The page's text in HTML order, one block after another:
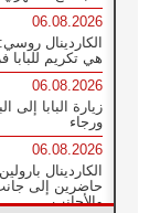
06.08.2026
الكاردينال روسي:
هي تكريم
06.08.2026
زيارة البابا
ورجاء
06.08.2026
الكاردينال
حاضرين إلى
والأجانب